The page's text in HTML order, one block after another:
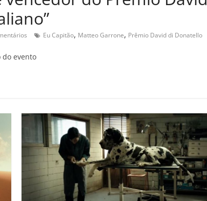
Eu Capitão, Matteo Garrone, Prêmio David di Donatello
do evento